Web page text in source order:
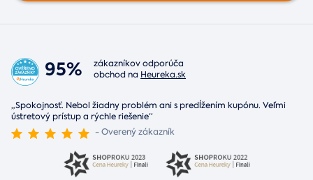
95%
zákazníkov odporúča
obchod na Heureka.sk
„Spokojnosť. Nebol žiadny problém ani s predĺžením kupónu. Veľmi
ústretový prístup a rýchle riešenie“
- Overený zákazník